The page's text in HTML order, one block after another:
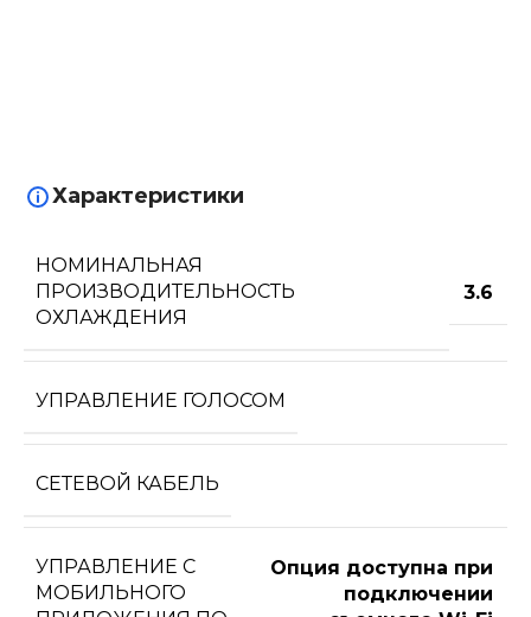
Характеристики
НОМИНАЛЬНАЯ
ПРОИЗВОДИТЕЛЬНОСТЬ
ОХЛАЖДЕНИЯ
3.6
УПРАВЛЕНИЕ ГОЛОСОМ
СЕТЕВОЙ КАБЕЛЬ
УПРАВЛЕНИЕ C
МОБИЛЬНОГО
Опция доступна при
подключении